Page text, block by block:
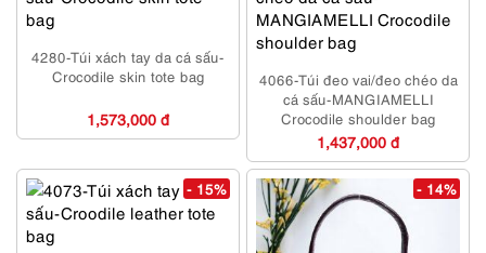
4280-Túi xách tay da cá sấu-
Crocodile skin tote bag
1,573,000 đ
4066-Túi đeo vai/đeo chéo da
cá sấu-MANGIAMELLI
Crocodile shoulder bag
1,437,000 đ
- 15% - 14%